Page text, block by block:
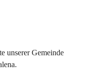
unserer Gemeinde